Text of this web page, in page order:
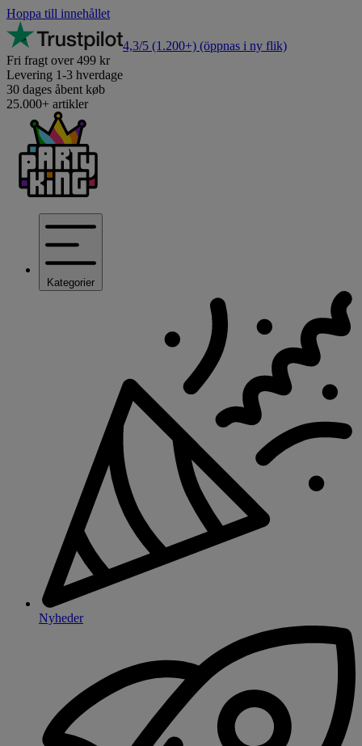
Hoppa till innehållet
4,3/5 (1.200+) (öppnas i ny flik)
Fri fragt over 499 kr
Levering 1-3 hverdage
30 dages åbent køb
25.000+ artikler
Kategorier
Nyheder